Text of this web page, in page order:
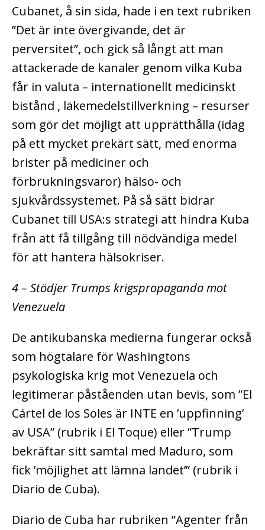
Cubanet, å sin sida, hade i en text rubriken
”Det är inte övergivande, det är
perversitet”, och gick så långt att man
attackerade de kanaler genom vilka Kuba
får in valuta – internationellt medicinskt
bistånd , läkemedelstillverkning – resurser
som gör det möjligt att upprätthålla (idag
på ett mycket prekärt sätt, med enorma
brister på mediciner och
förbrukningsvaror) hälso- och
sjukvårdssystemet. På så sätt bidrar
Cubanet till USA:s strategi att hindra Kuba
från att få tillgång till nödvändiga medel
för att hantera hälsokriser.
4 – Stödjer Trumps krigspropaganda mot
Venezuela
De antikubanska medierna fungerar också
som högtalare för Washingtons
psykologiska krig mot Venezuela och
legitimerar påståenden utan bevis, som ”El
Cártel de los Soles är INTE en ’uppfinning’
av USA” (rubrik i El Toque) eller ”Trump
bekräftar sitt samtal med Maduro, som
fick ’möjlighet att lämna landet’” (rubrik i
Diario de Cuba).
Diario de Cuba har rubriken ”Agenter från